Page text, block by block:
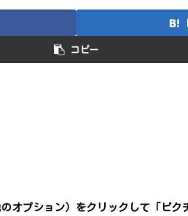
コピー
オプション）をクリックして「ピ